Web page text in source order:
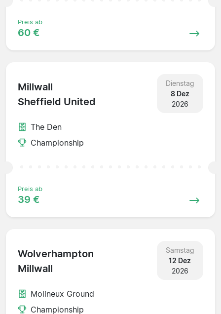
Preis ab
60 €
Millwall
Sheffield United
Dienstag
8 Dez
2026
The Den
Championship
Preis ab
39 €
Wolverhampton
Millwall
Samstag
12 Dez
2026
Molineux Ground
Championship